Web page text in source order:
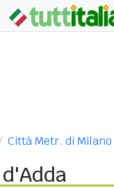
Città Metr. di Milano